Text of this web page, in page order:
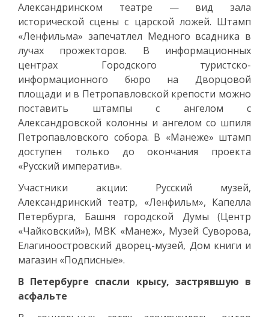
Александринском театре — вид зала
исторической сцены с царской ложей. Штамп
«Ленфильма» запечатлел Медного всадника в
лучах прожекторов. В информационных
центрах Городского туристско-
информационного бюро на Дворцовой
площади и в Петропавловской крепости можно
поставить штампы с ангелом с
Александровской колонны и ангелом со шпиля
Петропавловского собора. В «Манеже» штамп
доступен только до окончания проекта
«Русский императив».
Участники акции: Русский музей,
Александринский театр, «Ленфильм», Капелла
Петербурга, Башня городской Думы (Центр
«Чайковский»), МВК «Манеж», Музей Суворова,
Елагиноостровский дворец-музей, Дом книги и
магазин «Подписные».
В Петербурге спасли крысу, застрявшую в
асфальте